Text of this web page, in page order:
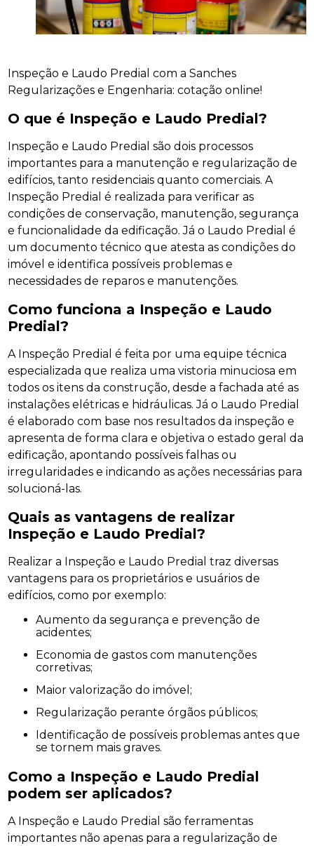
Inspeção e Laudo Predial com a Sanches
Regularizações e Engenharia: cotação online!
O que é Inspeção e Laudo Predial?
Inspeção e Laudo Predial são dois processos
importantes para a manutenção e regularização de
edifícios, tanto residenciais quanto comerciais. A
Inspeção Predial é realizada para verificar as
condições de conservação, manutenção, segurança
e funcionalidade da edificação. Já o Laudo Predial é
um documento técnico que atesta as condições do
imóvel e identifica possíveis problemas e
necessidades de reparos e manutenções.
Como funciona a Inspeção e Laudo
Predial?
A Inspeção Predial é feita por uma equipe técnica
especializada que realiza uma vistoria minuciosa em
todos os itens da construção, desde a fachada até as
instalações elétricas e hidráulicas. Já o Laudo Predial
é elaborado com base nos resultados da inspeção e
apresenta de forma clara e objetiva o estado geral da
edificação, apontando possíveis falhas ou
irregularidades e indicando as ações necessárias para
solucioná-las.
Quais as vantagens de realizar
Inspeção e Laudo Predial?
Realizar a Inspeção e Laudo Predial traz diversas
vantagens para os proprietários e usuários de
edifícios, como por exemplo:
Aumento da segurança e prevenção de
acidentes;
Economia de gastos com manutenções
corretivas;
Maior valorização do imóvel;
Regularização perante órgãos públicos;
Identificação de possíveis problemas antes que
se tornem mais graves.
Como a Inspeção e Laudo Predial
podem ser aplicados?
A Inspeção e Laudo Predial são ferramentas
importantes não apenas para a regularização de